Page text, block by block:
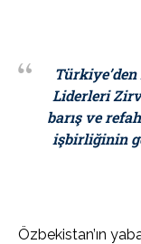
Liderleri
barış ve
işbirliğinin
Özbekistan’ın